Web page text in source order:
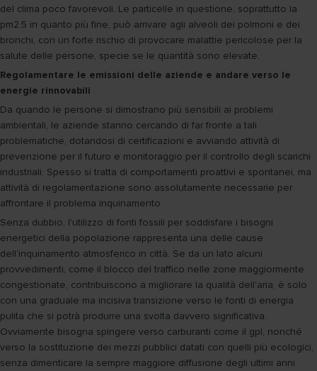
del clima poco favorevoli. Le particelle in questione, soprattutto la
pm2.5 in quanto più fine, può arrivare agli alveoli dei polmoni e dei
bronchi, con un forte rischio di provocare malattie pericolose per la
salute delle persone, specie se le quantità sono elevate.
Regolamentare le emissioni delle aziende e andare verso le
energie rinnovabili
Da quando le persone si dimostrano più sensibili ai problemi
ambientali, le aziende stanno cercando di far fronte a tali
problematiche, dotandosi di certificazioni e avviando attività di
prevenzione per il futuro e monitoraggio per il controllo degli scarichi
industriali. Spesso si tratta di comportamenti proattivi e spontanei, ma
attività di regolamentazione sono assolutamente necessarie per
affrontare il problema inquinamento.
Senza dubbio, l'utilizzo di fonti fossili per soddisfare i bisogni
energetici della popolazione rappresenta una delle cause
dell'inquinamento atmosferico in città. Se da un lato alcuni
provvedimenti, come il blocco del traffico nelle zone maggiormente
congestionate, contribuiscono a migliorare la qualità dell'aria, è solo
con una graduale ma incisiva transizione verso le fonti di energia
pulita che si potrà produrre una svolta davvero significativa.
Ovviamente bisogna spingere verso carburanti come il gpl, nonché
verso la sostituzione dei mezzi pubblici datati con quelli più ecologici,
senza dimenticare la sempre maggiore diffusione degli ultimi anni